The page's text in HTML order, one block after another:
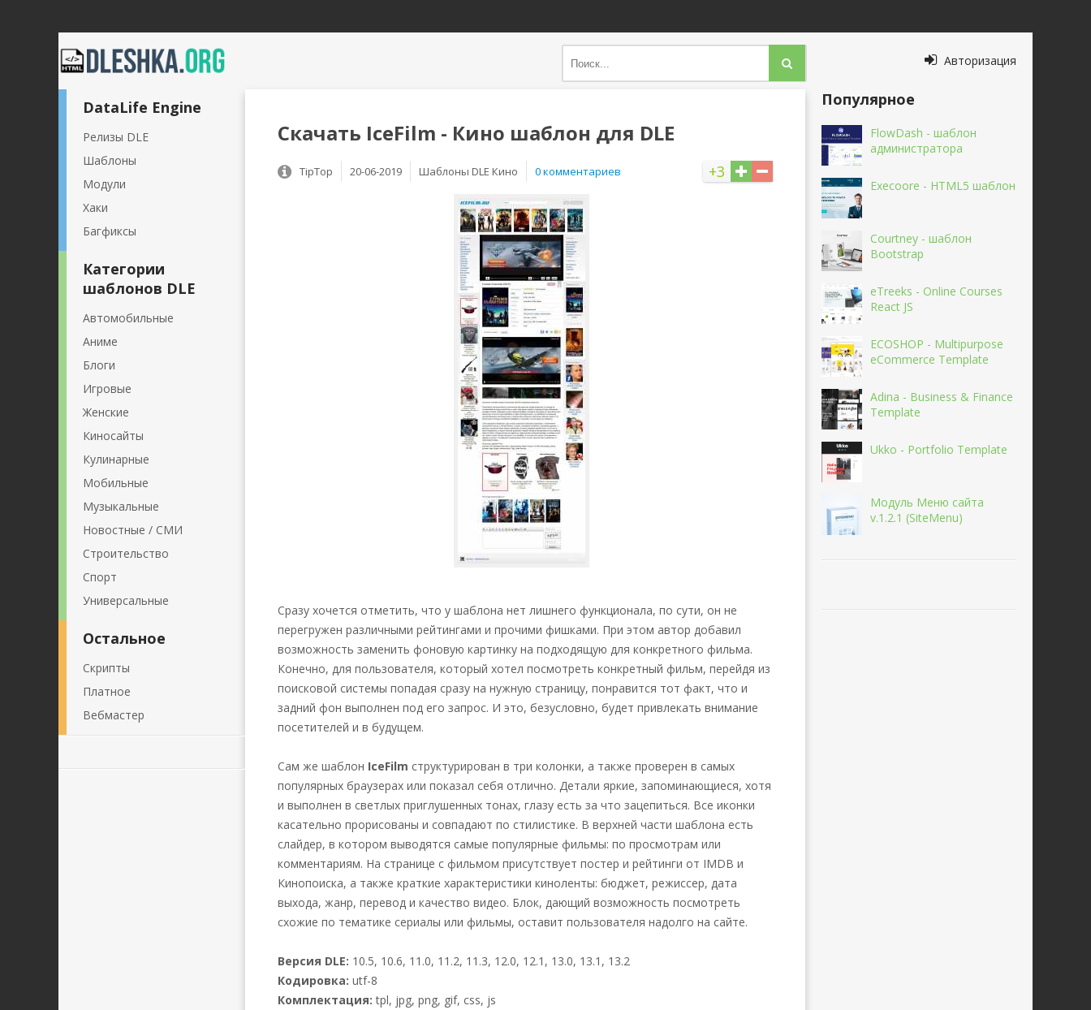
Авторизация
Скачать IceFilm - Кино шаблон для DLE
+3
TipTop 20-06-2019 Шаблоны DLE Кино 0 комментариев
Сразу хочется отметить, что у шаблона нет лишнего функционала, по сути, он не
перегружен различными рейтингами и прочими фишками. При этом автор добавил
возможность заменить фоновую картинку на подходящую для конкретного фильма.
Конечно, для пользователя, который хотел посмотреть конкретный фильм, перейдя из
поисковой системы попадая сразу на нужную страницу, понравится тот факт, что и
задний фон выполнен под его запрос. И это, безусловно, будет привлекать внимание
посетителей и в будущем.
Сам же шаблон IceFilm структурирован в три колонки, а также проверен в самых
популярных браузерах или показал себя отлично. Детали яркие, запоминающиеся, хотя
и выполнен в светлых приглушенных тонах, глазу есть за что зацепиться. Все иконки
касательно прорисованы и совпадают по стилистике. В верхней части шаблона есть
слайдер, в котором выводятся самые популярные фильмы: по просмотрам или
комментариям. На странице с фильмом присутствует постер и рейтинги от IMDB и
Кинопоиска, а также краткие характеристики киноленты: бюджет, режиссер, дата
выхода, жанр, перевод и качество видео. Блок, дающий возможность посмотреть
схожие по тематике сериалы или фильмы, оставит пользователя надолго на сайте.
Версия DLE: 10.5, 10.6, 11.0, 11.2, 11.3, 12.0, 12.1, 13.0, 13.1, 13.2
Кодировка: utf-8
Комплектация: tpl, jpg, png, gif, css, js
DataLife Engine
Релизы DLE
Шаблоны
Модули
Хаки
Багфиксы
Категории
шаблонов DLE
Автомобильные
Аниме
Блоги
Игровые
Женские
Киносайты
Кулинарные
Мобильные
Музыкальные
Новостные / СМИ
Строительство
Спорт
Универсальные
Остальное
Скрипты
Платное
Вебмастер
Популярное
FlowDash - шаблон
администратора
Execoore - HTML5 шаблон
Courtney - шаблон
Bootstrap
eTreeks - Online Courses
React JS
ECOSHOP - Multipurpose
eCommerce Template
Adina - Business & Finance
Template
Ukko - Portfolio Template
Модуль Меню сайта
v.1.2.1 (SiteMenu)